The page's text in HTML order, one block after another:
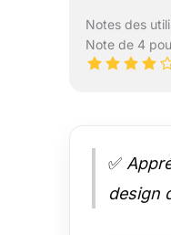
Notes des
Note de 4
✅
design